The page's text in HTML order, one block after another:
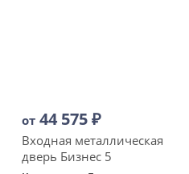
от 44 575₽
Входная металлическая
дверь Бизнес 5